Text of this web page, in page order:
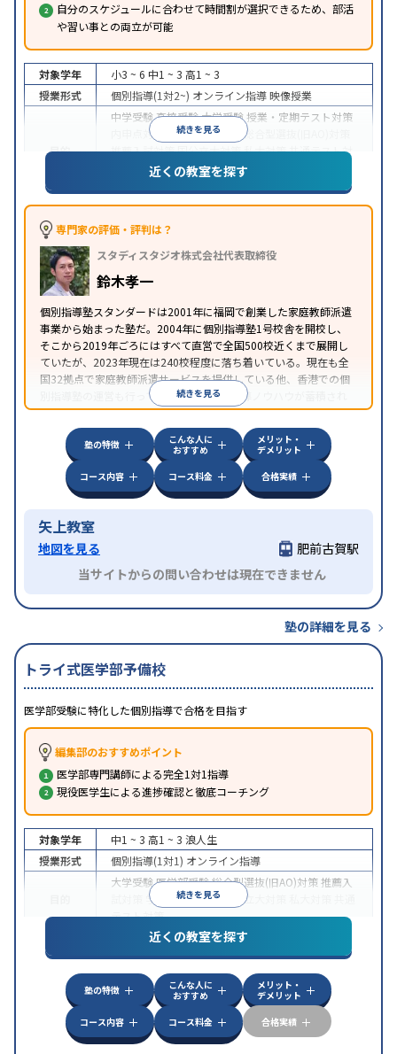
自分のスケジュールに合わせて時間割が選択できるため、部活
や習い事との両立が可能
続きを見る
対象学年 小3 ~ 6 中1 ~ 3 高1 ~ 3
授業形式
個別指導(1対2~) オンライン指導映像授業
目的
中学受験高校受験大学受験 授業・定期テスト対策
内申点対策
学習習慣の定着
総合型選抜(旧AO)対策
推薦入試対策国公立大対策私大対策共通テスト対
英検(英語検定)対策漢検(漢字検定)対策
特徴
中高一貫校生に対応授業の振替可能不登校生に対
応
学習にPC・タブレットを利用
科目から受講可能
り
近くの教室を探す
専門家の評価・評判は？
スタディスタジオ株式会社代表取締役
鈴木孝一
個別指導塾スタンダードは2001年に福岡で創業した家庭教師派遣
事業から始まった塾だ。2004年に個別指導塾1号校舎を開校し、
そこから2019年ごろにはすべて直営で全国500校近くまで展開し
ていたが、2023年現在は240校程度に落ち着いている。現在も全
国32拠点で家庭教師派遣サービスを提供している他、香港での個
別指導塾の運営も行っており、汎用的な指導ノウハウが蓄積され
ていることが伺える。
続きを見る
塾の特徴
こんな人に
おすすめ
メリット・
デメリット
コース内容
コース料金 合格実績
矢上教室
地図を見る
肥前古賀駅
当サイトからの問い合わせは現在できません
塾の詳細を見る
トライ式医学部予備校
医学部受験に特化した個別指導で合格を目指す
編集部のおすすめポイント
医学部専門講師による完全1対1指導
現役医学生による進捗確認と徹底コーチング
続きを見る
対象学年 中1 ~ 3 高1 ~ 3 浪人生
授業形式
個別指導(1対1) オンライン指導
大学受験医学部受験総合型選抜(旧AO)対策推薦入
学校別特化対策 国公立大対策
テスト対策
特徴
中高一貫校生に対応授業の振替可能
オンライン対応1科目から受講可能季節講習の
みの受講可
自習室あり
近くの教室を探す
塾の特徴
こんな人に
おすすめ
メリット・
デメリット
コース内容
コース料金 合格実績